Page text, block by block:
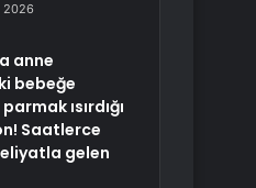
2026
anne
bebeğe
ısırdığı
Saatlerce
gelen